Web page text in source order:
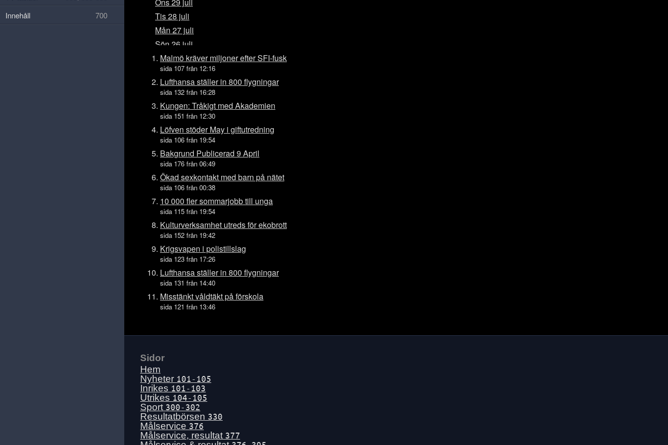
Ons 29 juli
Tis 28 juli
Mån 27 juli
Sön 26 juli
Lör 25 juli
Fre 24 juli
Tors 23 juli
Tis 21 juli
Mån 20 juli
Sön 19 juli
Lör 18 juli
Fre 17 juli
Tors 16 juli
Ons 15 juli
Tis 14 juli
Mån 13 juli
Sön 12 juli
Lör 11 juli
Tors 9 juli
Ons 8 juli
Tis 7 juli
Sön 5 juli
Fre 3 juli
Tors 2 juli
Ons 1 juli
Tis 30 juni
Mån 29 juni
Sön 28 juni
Malmö kräver miljoner efter SFI-fusk
sida 107 från 12:16
Lufthansa ställer in 800 flygningar
sida 132 från 16:28
Kungen: Tråkigt med Akademien
sida 151 från 12:30
Löfven stöder May i giftutredning
sida 106 från 19:54
Bakgrund Publicerad 9 April
sida 176 från 06:49
Ökad sexkontakt med barn på nätet
sida 106 från 00:38
10 000 fler sommarjobb till unga
sida 115 från 19:54
Kulturverksamhet utreds för ekobrott
sida 152 från 19:42
Krigsvapen i polistillslag
sida 123 från 17:26
Lufthansa ställer in 800 flygningar
sida 131 från 14:40
Misstänkt våldtäkt på förskola
sida 121 från 13:46
Sidor
Hem
Nyheter 101-105
Inrikes 101-103
Utrikes 104-105
Sport 300-302
Resultatbörsen 330
Målservice 376
Målservice, resultat 377
Innehåll
700